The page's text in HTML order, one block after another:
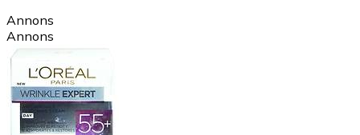
Annons
Annons